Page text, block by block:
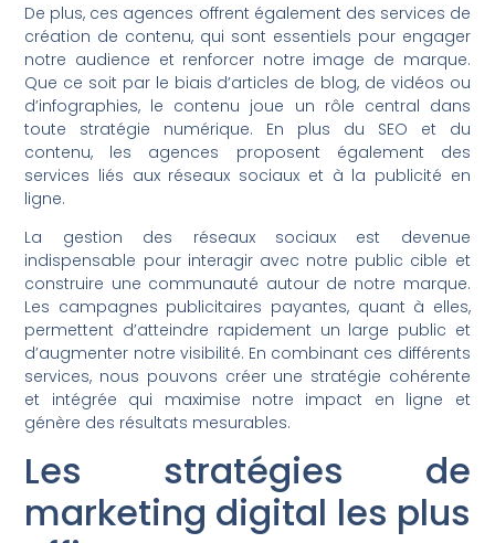
De plus, ces agences offrent également des services de
création de contenu, qui sont essentiels pour engager
notre audience et renforcer notre image de marque.
Que ce soit par le biais d’articles de blog, de vidéos ou
d’infographies, le contenu joue un rôle central dans
toute stratégie numérique. En plus du SEO et du
contenu, les agences proposent également des
services liés aux réseaux sociaux et à la publicité en
ligne.
La gestion des réseaux sociaux est devenue
indispensable pour interagir avec notre public cible et
construire une communauté autour de notre marque.
Les campagnes publicitaires payantes, quant à elles,
permettent d’atteindre rapidement un large public et
d’augmenter notre visibilité. En combinant ces différents
services, nous pouvons créer une stratégie cohérente
et intégrée qui maximise notre impact en ligne et
génère des résultats mesurables.
Les stratégies de
marketing digital les plus